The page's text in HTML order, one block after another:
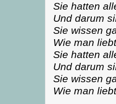
Sie hatten
Und darum
Sie wissen
Wie man
Sie hatten
Und darum
Sie wissen
Wie man